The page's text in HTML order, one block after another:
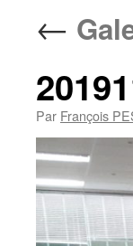
←
Par François